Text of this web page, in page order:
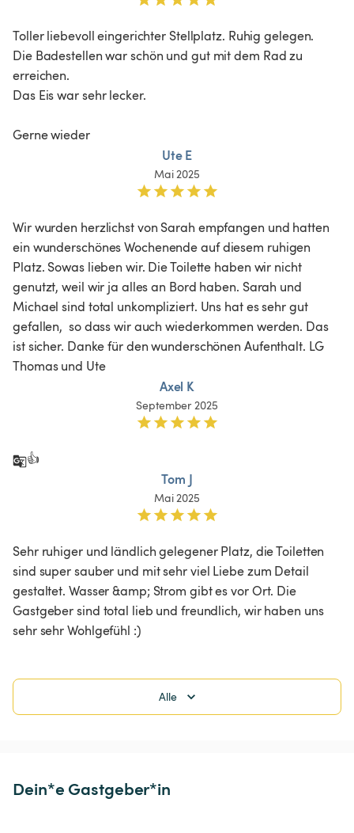
Toller liebevoll eingerichter Stellplatz. Ruhig gelegen.
Die Badestellen war schön und gut mit dem Rad zu
erreichen.
Das Eis war sehr lecker.
Gerne wieder
Ute E
Mai 2025
Wir wurden herzlichst von Sarah empfangen und hatten
ein wunderschönes Wochenende auf diesem ruhigen
Platz. Sowas lieben wir. Die Toilette haben wir nicht
genutzt, weil wir ja alles an Bord haben. Sarah und
Michael sind total unkompliziert. Uns hat es sehr gut
gefallen,  so dass wir auch wiederkommen werden. Das
ist sicher. Danke für den wunderschönen Aufenthalt. LG
Thomas und Ute
Axel K
September 2025
👍
Tom J
Mai 2025
Sehr ruhiger und ländlich gelegener Platz, die Toiletten
sind super sauber und mit sehr viel Liebe zum Detail
gestaltet. Wasser &amp; Strom gibt es vor Ort. Die
Gastgeber sind total lieb und freundlich, wir haben uns
sehr sehr Wohlgefühl :)
Alle
Dein*e Gastgeber*in